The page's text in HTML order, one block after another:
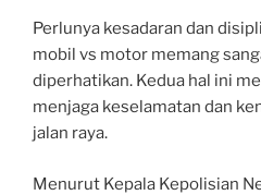
Perlunya kesadaran dan
mobil vs motor memang
diperhatikan. Kedua hal ini
menjaga keselamatan dan
jalan raya.
Menurut Kepala Kepolisian